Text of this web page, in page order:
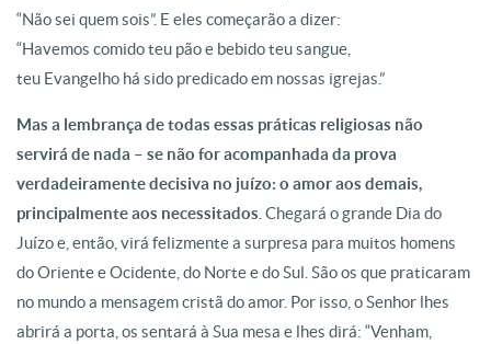
“Não sei quem sois”. E eles começarão a dizer:
“Havemos comido teu pão e bebido teu sangue,
teu Evangelho há sido predicado em nossas igrejas.”
Mas a lembrança de todas essas práticas religiosas não
servirá de nada – se não for acompanhada da prova
verdadeiramente decisiva no juízo: o amor aos demais,
principalmente aos necessitados . Chegará o grande Dia do
Juízo e, então, virá felizmente a surpresa para muitos homens
do Oriente e Ocidente, do Norte e do Sul. São os que praticaram
no mundo a mensagem cristã do amor. Por isso, o Senhor lhes
abrirá a porta, os sentará à Sua mesa e lhes dirá: “Venham,